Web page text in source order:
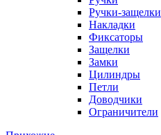
Ручки-защелки
Накладки
Фиксаторы
Защелки
Замки
Цилиндры
Петли
Доводчики
Ограничители